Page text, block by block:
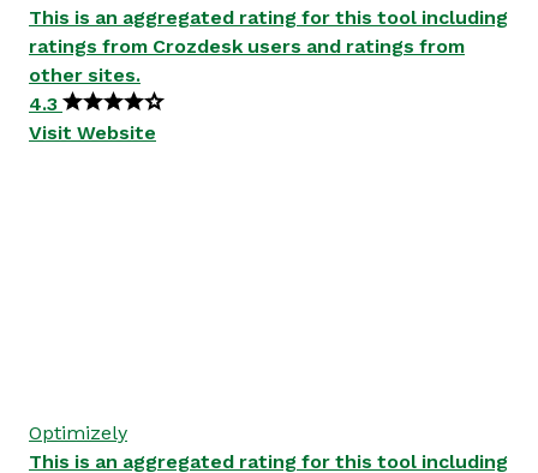
This is an aggregated rating for this tool including
ratings from Crozdesk users and ratings from
other sites.
4.3
Visit Website
Optimizely
This is an aggregated rating for this tool including